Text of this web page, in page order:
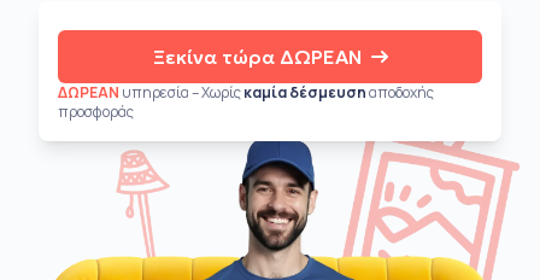
Ξεκίνα τώρα ΔΩΡΕΑΝ
ΔΩΡΕΑΝ υπηρεσία – Χωρίςκαμία δέσμευσηαποδοχής
προσφοράς